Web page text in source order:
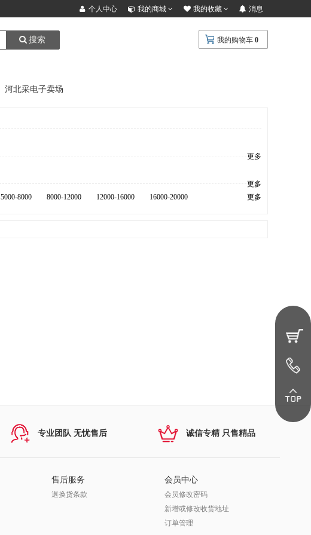
个人中心 我的商城 我的收藏 消息
搜索 我的购物车 0
河北采电子卖场
更多
更多
5000-8000 8000-12000 12000-16000 16000-20000 更多
专业团队 无忧售后 诚信专精 只售精品
售后服务
退换货条款
会员中心
会员修改密码
新增或修改收货地址
订单管理